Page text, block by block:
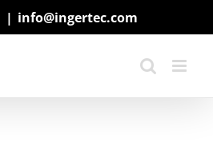
| info@ingertec.com